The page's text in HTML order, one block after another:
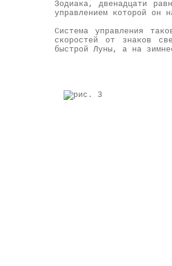
Зодиака, двенадцати
управлением которой он
Система управления
скоростей от знаков
быстрой Луны, а на